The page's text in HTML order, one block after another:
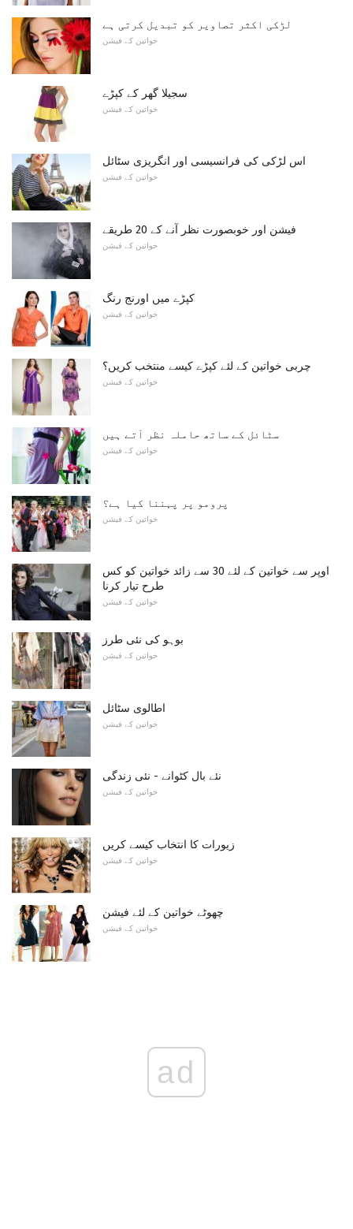
لڑکی اکثر تصاویر کو تبدیل کرتی ہے
خواتین کے فیشن
سجیلا گھر کے کپڑے
خواتین کے فیشن
اس لڑکی کی فرانسیسی اور انگریزی سٹائل
خواتین کے فیشن
فیشن اور خوبصورت نظر آنے کے 20 طریقے
خواتین کے فیشن
کپڑے میں اورنج رنگ
خواتین کے فیشن
چربی خواتین کے لئے کپڑے کیسے منتخب کریں؟
خواتین کے فیشن
سٹائل کے ساتھ حاملہ نظر آتے ہیں
خواتین کے فیشن
پرومو پر پہننا کیا ہے؟
خواتین کے فیشن
اوپر سے خواتین کے لئے 30 سے ​​زائد خواتین کو کس
طرح تیار کرنا
خواتین کے فیشن
بوہو کی نئی طرز
خواتین کے فیشن
اطالوی سٹائل
خواتین کے فیشن
نئے بال کٹوانے - نئی زندگی
خواتین کے فیشن
زیورات کا انتخاب کیسے کریں
خواتین کے فیشن
چھوٹے خواتین کے لئے فیشن
خواتین کے فیشن
ad